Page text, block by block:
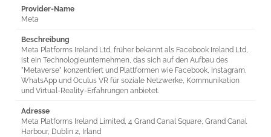
Provider-Name
Meta
Beschreibung
Meta Platforms Ireland Ltd, früher bekannt als Facebook Ireland Ltd,
ist ein Technologieunternehmen, das sich auf den Aufbau des
"Metaverse" konzentriert und Plattformen wie Facebook, Instagram,
WhatsApp und Oculus VR für soziale Netzwerke, Kommunikation
und Virtual-Reality-Erfahrungen anbietet.
Adresse
Meta Platforms Ireland Limited, 4 Grand Canal Square, Grand Canal
Harbour, Dublin 2, Irland